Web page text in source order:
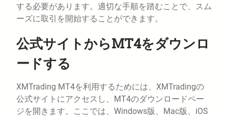
する必要があります。適切な手順を踏むことで、スム
ーズに取引を開始することができます。
公式サイトからMT4をダウンロ
ードする
XMTrading MT4を利用するためには、XMTradingの
公式サイトにアクセスし、MT4のダウンロードペー
ジを開きます。ここでは、Windows版、Mac版、iOS